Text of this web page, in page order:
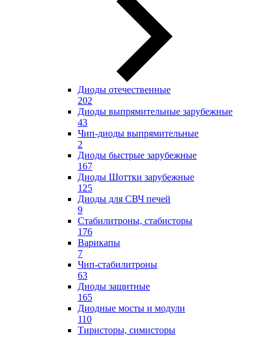
Диоды отечественные
202
Диоды выпрямительные зарубежные
43
Чип-диоды выпрямительные
2
Диоды быстрые зарубежные
167
Диоды Шоттки зарубежные
125
Диоды для СВЧ печей
9
Стабилитроны, стабисторы
176
Варикапы
7
Чип-стабилитроны
63
Диоды защитные
165
Диодные мосты и модули
110
Тиристоры, симисторы